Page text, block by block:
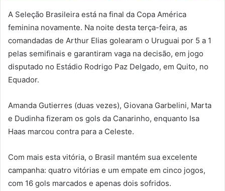
A Seleção Brasileira está na final da Copa América
feminina novamente. Na noite desta terça-feira, as
comandadas de Arthur Elias golearam o Uruguai por 5 a 1
pelas semifinais e garantiram vaga na decisão, em jogo
disputado no Estádio Rodrigo Paz Delgado, em Quito, no
Equador.
Amanda Gutierres (duas vezes), Giovana Garbelini, Marta
e Dudinha fizeram os gols da Canarinho, enquanto Isa
Haas marcou contra para a Celeste.
Com mais esta vitória, o Brasil mantém sua excelente
campanha: quatro vitórias e um empate em cinco jogos,
com 16 gols marcados e apenas dois sofridos.